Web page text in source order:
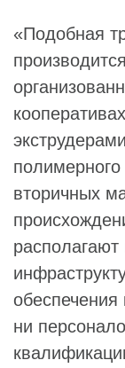
«Подобная
вторичных
располагают
обеспечения
ни